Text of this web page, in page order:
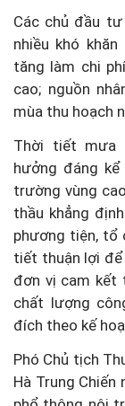
Các chủ đầu
nhiều khó
tăng làm chi
cao; nguồn
mùa thu hoạch
Thời tiết mưa
hưởng đáng
trường vùng
thầu khẳng
phương tiện, tổ
tiết thuận lợi để
đơn vị cam kết
chất lượng
đích theo kế
Phó Chủ tịch
Hà Trung